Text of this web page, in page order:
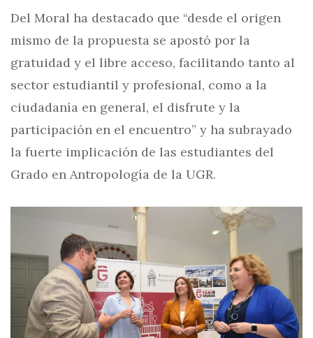
Del Moral ha destacado que “desde el origen
mismo de la propuesta se apostó por la
gratuidad y el libre acceso, facilitando tanto al
sector estudiantil y profesional, como a la
ciudadanía en general, el disfrute y la
participación en el encuentro” y ha subrayado
la fuerte implicación de las estudiantes del
Grado en Antropología de la UGR.